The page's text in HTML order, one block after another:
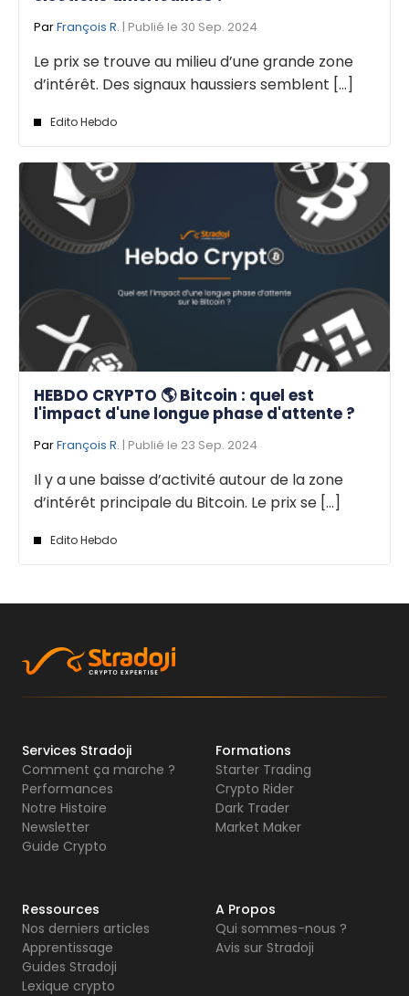
ParFrançois R. | Publié le 30 Sep. 2024
Le prix se trouve au milieu d’une grande zone
d’intérêt. Des signaux haussiers semblent [...]
Edito Hebdo
HEBDO CRYPTO 🌎 Bitcoin : quel est
l'impact d'une longue phase d'attente ?
ParFrançois R. | Publié le 23 Sep. 2024
Il y a une baisse d’activité autour de la zone
d’intérêt principale du Bitcoin. Le prix se [...]
Edito Hebdo
Services Stradoji
Comment ça marche ?
Performances
Notre Histoire
Newsletter
Guide Crypto
Formations
Starter Trading
Crypto Rider
Dark Trader
Market Maker
Ressources
Nos derniers articles
Apprentissage
Guides Stradoji
Lexique crypto
A Propos
Qui sommes-nous ?
Avis sur Stradoji